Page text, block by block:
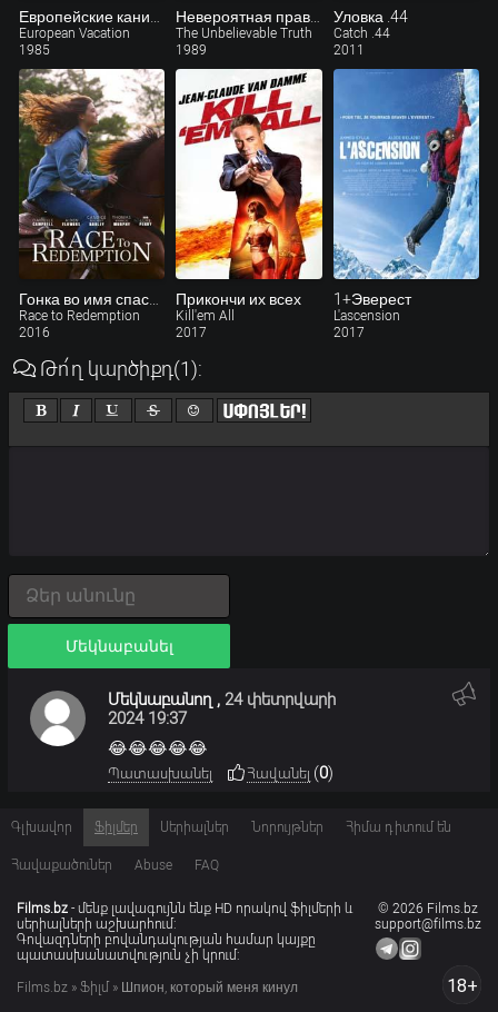
European Vacation
1985
The Unbelievable Truth
1989
Уловка .44
Catch .44
2011
Race to Redemption
2016
Прикончи их всех
Kill'em All
2017
1+Эверест
L'ascension
2017
Թո՛ղ կարծիքդ(1):
Մեկնաբանել
Մեկնաբանող , 24 փետրվարի
2024 19:37
Պատասխանել Հավանել (0)
😂😂😂😂😂
Գլխավոր Ֆիլմեր Սերիալներ Նորույթներ Հիմա դիտում են
Հավաքածուներ Abuse FAQ
© 2026 Films.bz
support@films.bz
18+
Films.bz - մենք լավագույնն ենք HD որակով ֆիլմերի և
սերիալների աշխարհում:
Գովազդների բովանդակության համար կայքը
պատասխանատվություն չի կրում:
Films.bz » Ֆիլմ» Шпион, который меня кинул